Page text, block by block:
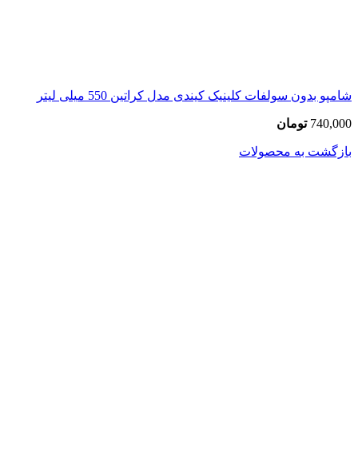
شامپو بدون سولفات کلینیک کیندی مدل کراتین 550 میلی لیتر
740,000 تومان
بازگشت به محصولات